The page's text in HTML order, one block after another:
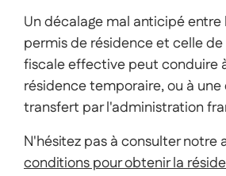
Un décalage mal anticipé entre
permis de résidence et celle
fiscale effective peut conduire
résidence temporaire, ou à
transfert par l'administration
N'hésitez pas à consulter notre
conditions pour obtenir la